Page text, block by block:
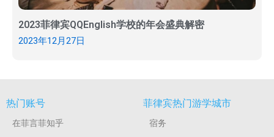
2023菲律宾QQEnglish学校的年会盛典解密
2023年12月27日
热门账号
在菲言菲知乎
菲律宾热门游学城市
宿务